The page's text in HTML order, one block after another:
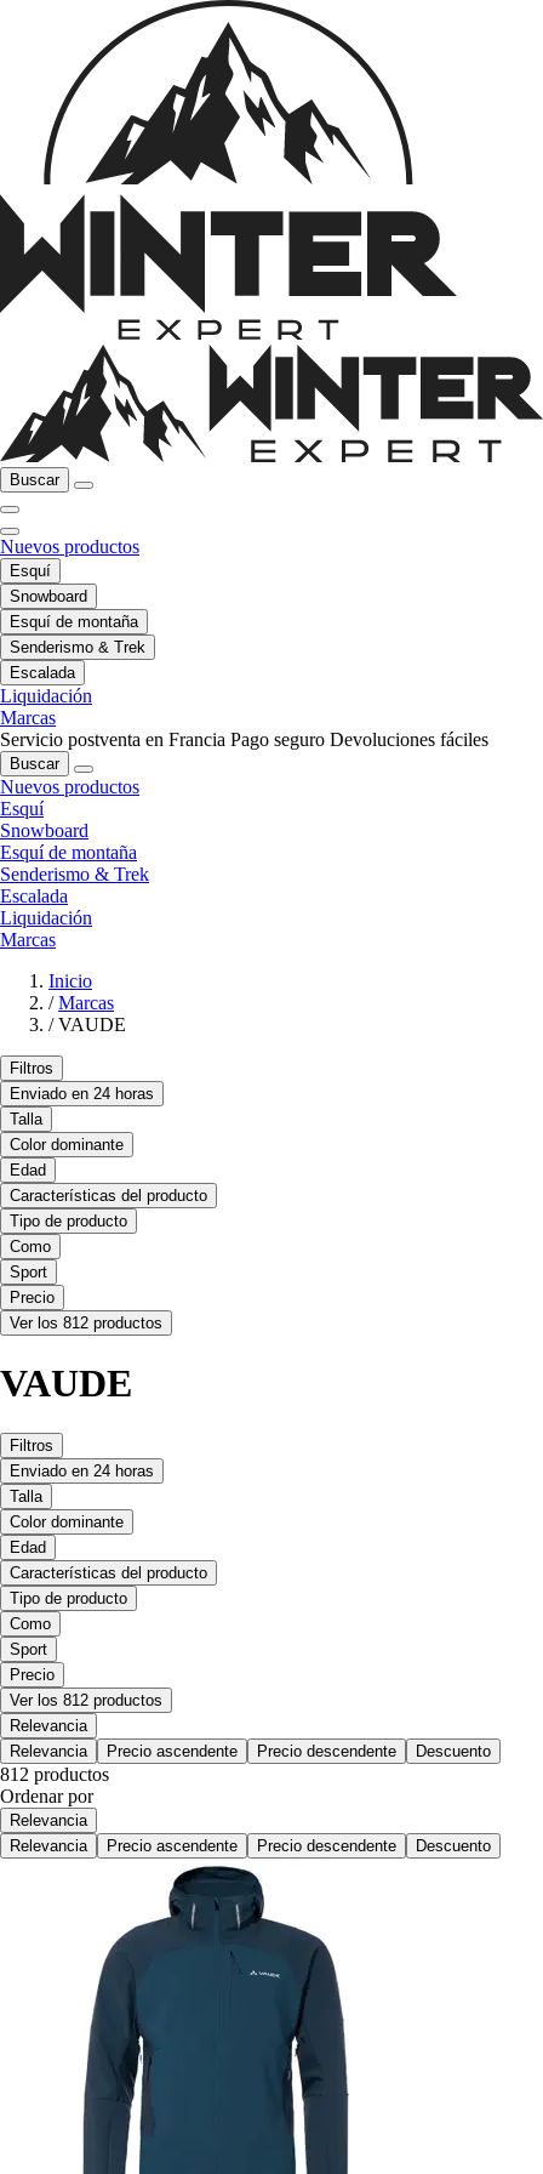
Buscar
Nuevos productos
Esquí
Snowboard
Esquí de montaña
Senderismo & Trek
Escalada
Liquidación
Marcas
Servicio postventa en Francia Pago seguro Devoluciones fáciles
Buscar
Nuevos productos
Esquí
Snowboard
Esquí de montaña
Senderismo & Trek
Escalada
Liquidación
Marcas
Inicio
/ Marcas
/ VAUDE
Filtros
Enviado en 24 horas
Talla
Color dominante
Edad
Características del producto
Tipo de producto
Como
Sport
Precio
Ver los 812 productos
VAUDE
Filtros
Enviado en 24 horas
Talla
Color dominante
Edad
Características del producto
Tipo de producto
Como
Sport
Precio
Ver los 812 productos
Relevancia
Relevancia
Precio ascendente Precio descendente Descuento
812 productos
Ordenar por
Relevancia
Relevancia
Precio ascendente Precio descendente Descuento